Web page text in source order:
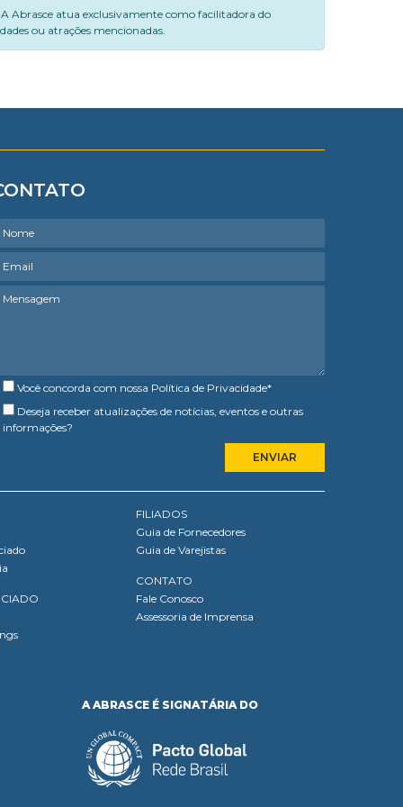
Abrasce atua exclusivamente como facilitadora do
ou atrações mencionadas.
Você concorda com nossa Política de Privacidade*
Deseja receber atualizações de notícias, eventos e outras
informações?
FILIADOS
Guia de Fornecedores
Guia de Varejistas
CONTATO
Fale Conosco
Assessoria de Imprensa
A ABRASCE É SIGNATÁRIA DO